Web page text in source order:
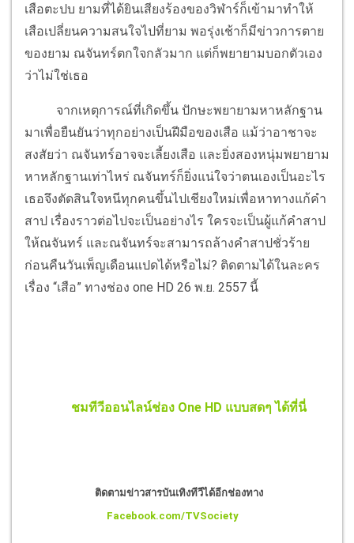
เสือตะปบ ยามที่ได้ยินเสียงร้องของวิฬาร์ก็เข้ามาทำให้
เสือเปลี่ยนความสนใจไปที่ยาม พอรุ่งเช้าก็มีข่าวการตาย
ของยาม ณจันทร์ตกใจกลัวมาก แต่ก็พยายามบอกตัวเอง
ว่าไม่ใช่เธอ
จากเหตุการณ์ที่เกิดขึ้น ปักษะพยายามหาหลักฐาน
มาเพื่อยืนยันว่าทุกอย่างเป็นฝีมือของเสือ แม้ว่าอาชาจะ
สงสัยว่า ณจันทร์อาจจะเลี้ยงเสือ และยิ่งสองหนุ่มพยายาม
หาหลักฐานเท่าไหร่ ณจันทร์ก็ยิ่งแน่ใจว่าตนเองเป็นอะไร
เธอจึงตัดสินใจหนีทุกคนขึ้นไปเชียงใหม่เพื่อหาทางแก้คำ
สาป เรื่องราวต่อไปจะเป็นอย่างไร ใครจะเป็นผู้แก้คำสาป
ให้ณจันทร์ และณจันทร์จะสามารถล้างคำสาปชั่วร้าย
ก่อนคืนวันเพ็ญเดือนแปดได้หรือไม่? ติดตามได้ในละคร
เรื่อง “เสือ” ทางช่อง one HD 26 พ.ย. 2557 นี้
ชมทีวีออนไลน์ช่อง One HD แบบสดๆ ได้ที่นี่
ติดตามข่าวสารบันเทิงทีวีได้อีกช่องทาง
Facebook.com/TVSociety